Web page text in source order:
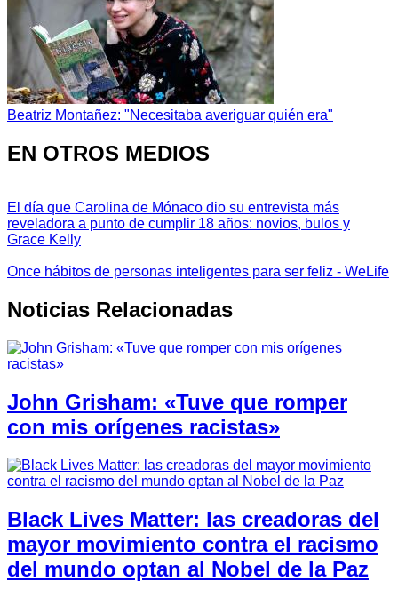
Beatriz Montañez: "Necesitaba averiguar quién era"
EN OTROS MEDIOS
El día que Carolina de Mónaco dio su entrevista más
reveladora a punto de cumplir 18 años: novios, bulos y
Grace Kelly
Once hábitos de personas inteligentes para ser feliz - WeLife
Noticias Relacionadas
John Grisham: «Tuve que romper
con mis orígenes racistas»
Black Lives Matter: las creadoras del
mayor movimiento contra el racismo
del mundo optan al Nobel de la Paz